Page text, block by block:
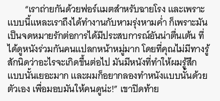
“เราถ่ายกันด้วยฟอร์แมตสำหรับฉายโรง และเพราะ
แบบนี้แหละเราถึงได้ทำงานกับหามรุ่งหามค่ำ ก็เพราะมัน
เป็นจดหมายรักต่อการได้มีประสบการณ์อันน่าตื่นเต้น ที่
ได้ดูหนังร่วมกันคนแปลกหน้าหมู่มาก โดยที่คุณไม่มีทางรู้
สักนิดว่าอะไรจะเกิดขึ้นต่อไป มันมีหนังที่ทำให้ผมรู้สึก
แบบนั้นเยอะมาก และผมก็อยากลองทำหนังแบบนั้นด้วย
ตัวเอง เพื่อมอบมันให้คนดูน่ะ!” เขาปิดท้าย